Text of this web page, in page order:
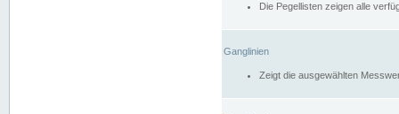
Die Pegellisten zeigen alle
Ganglinien
Zeigt die ausgewählten